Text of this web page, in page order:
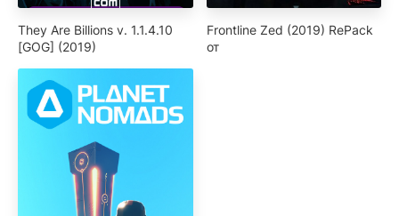
They Are Billions v. 1.1.4.10
[GOG] (2019)
Frontline Zed (2019) RePack
от